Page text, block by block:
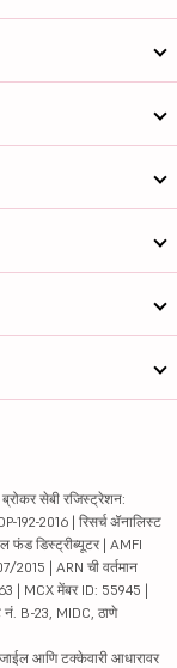
सेबी रजिस्ट्रेशन:
192-2016 | रिसर्च ॲनालिस्ट
फंड डिस्ट्रीब्यूटर | AMFI
2015 | ARN ची वर्तमान
| MCX मेंबर ID: 55945 |
नं. B-23, MIDC, ठाणे
आणि टक्केवारी आधारावर